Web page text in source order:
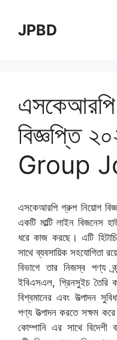
contentJPBD
বিজ্ঞপ্তি
Group
এসকেআরপি গ্রুপ নিয়োগ
একটি মাল্টি লাইন বিজনেস
ধরে কাজ করছে। এটি হিটাচি
সাথে ব্যবসায়িক সহযোগিতা
বিভাগে তার নিজস্ব পণ্য
ইবিএসএল, গ্রিনসুইচ
বিশ্বমানের এবং উত্পাদন
পণ্য উত্পাদন করতে সক্ষম
কোম্পানি এর সাথে